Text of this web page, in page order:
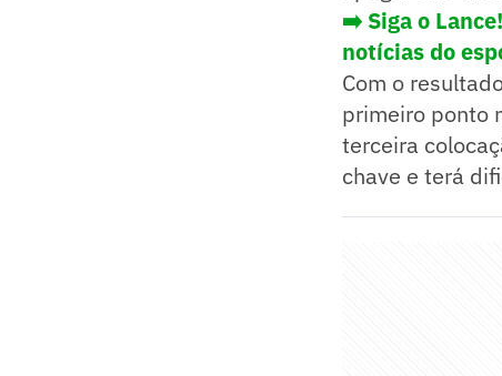
➡️ Siga o
notícias do
Com o
primeiro ponto
terceira
chave e terá